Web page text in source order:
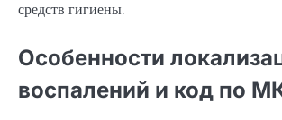
средств гигиены.
Особенности
воспалений и код по